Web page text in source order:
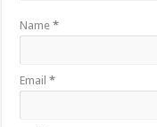
Name*
Email*